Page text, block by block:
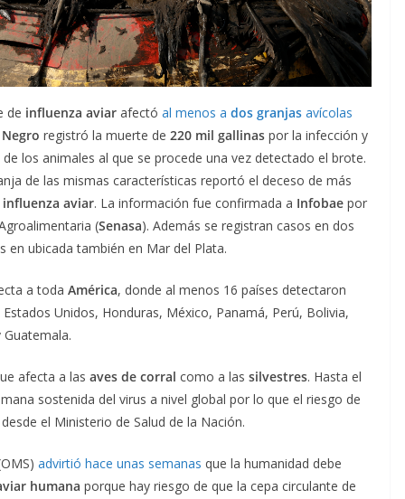
de influenza aviar afectó al menos a dos granjas avícolas
registró la muerte de 220 mil gallinas por la infección y
los animales al que se procede una vez detectado el brote.
de las mismas características reportó el deceso de más
influenza aviar. La información fue confirmada a Infobae por
(Senasa). Además se registran casos en dos
en ubicada también en Mar del Plata.
a toda América, donde al menos 16 países detectaron
Unidos, Honduras, México, Panamá, Perú, Bolivia,
Guatemala.
afecta a las aves de corral como a las silvestres. Hasta el
sostenida del virus a nivel global por lo que el riesgo de
el Ministerio de Salud de la Nación.
advirtió hace unas semanas que la humanidad debe
humana porque hay riesgo de que la cepa circulante de